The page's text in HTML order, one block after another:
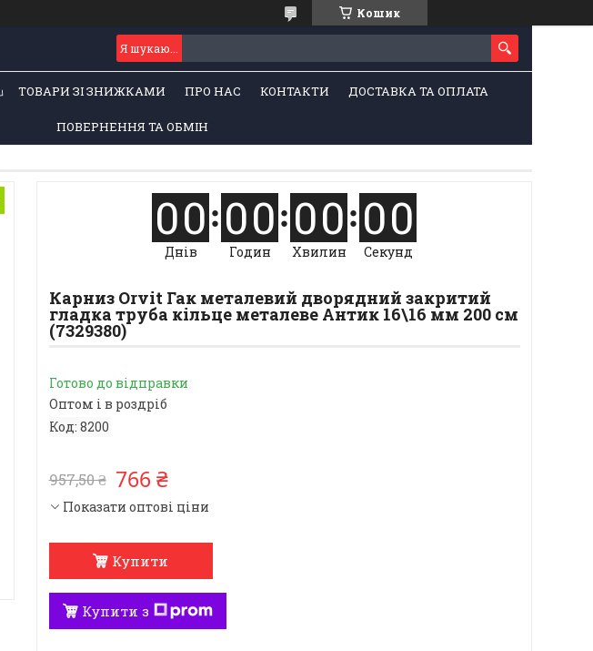
Кошик
ТОВАРИ ЗІ ЗНИЖКАМИ ПРО НАС КОНТАКТИ ДОСТАВКА ТА ОПЛАТА
ПОВЕРНЕННЯ ТА ОБМІН
00
Днів
00
Годин
00
Хвилин
00
Секунд
Карниз Orvit Гак металевий дворядний закритий
гладка труба кільце металеве Антик 16\16 мм 200 см
(7329380)
Готово до відправки
Оптом і в роздріб
Код: 8200
957,50 ₴ 766 ₴
Показати оптові ціни
Купити
Купити з